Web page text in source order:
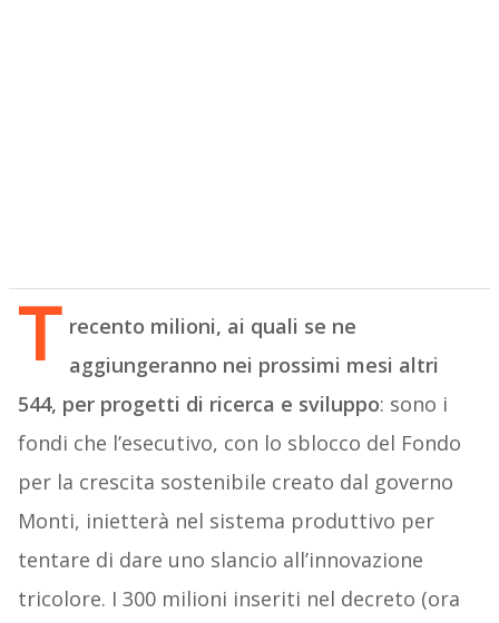
T recento milioni, ai quali se ne
aggiungeranno nei prossimi mesi altri
544, per progetti di ricerca e sviluppo: sono i
fondi che l’esecutivo, con lo sblocco del Fondo
per la crescita sostenibile creato dal governo
Monti, inietterà nel sistema produttivo per
tentare di dare uno slancio all’innovazione
tricolore. I 300 milioni inseriti nel decreto (ora